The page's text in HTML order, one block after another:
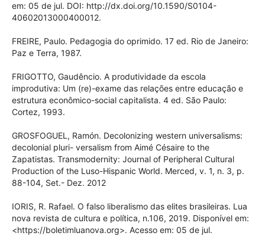
em: 05 de jul. DOI: http://dx.doi.org/10.1590/S0104-
40602013000400012.
FREIRE, Paulo. Pedagogia do oprimido. 17 ed. Rio de Janeiro:
Paz e Terra, 1987.
FRIGOTTO, Gaudêncio. A produtividade da escola
improdutiva: Um (re)-exame das relações entre educação e
estrutura econômico-social capitalista. 4 ed. São Paulo:
Cortez, 1993.
GROSFOGUEL, Ramón. Decolonizing western universalisms:
decolonial pluri- versalism from Aimé Césaire to the
Zapatistas. Transmodernity: Journal of Peripheral Cultural
Production of the Luso-Hispanic World. Merced, v. 1, n. 3, p.
88-104, Set.- Dez. 2012
IORIS, R. Rafael. O falso liberalismo das elites brasileiras. Lua
nova revista de cultura e política, n.106, 2019. Disponível em:
<https://boletimluanova.org>. Acesso em: 05 de jul.